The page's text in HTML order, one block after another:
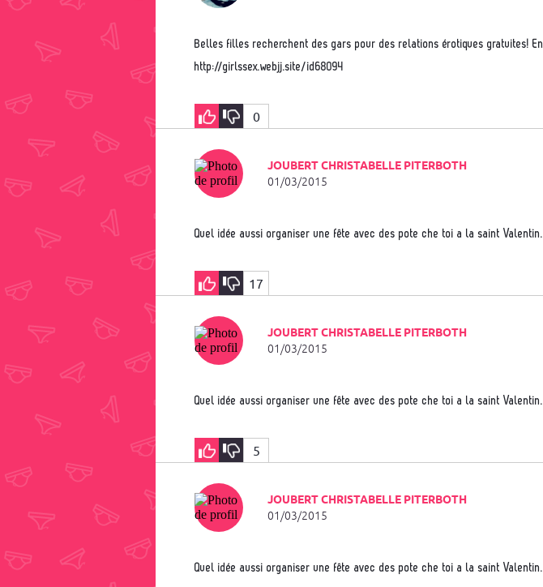
Belles filles recherchent des gars pour des relations érotiques gratuites! Entrez et choisissez
http://girlssex.webjj.site/id68094
0
JOUBERT CHRISTABELLE PITERBOTH
01/03/2015
Quel idée aussi organiser une fête avec des pote che toi a la saint Valentin.
17
JOUBERT CHRISTABELLE PITERBOTH
01/03/2015
Quel idée aussi organiser une fête avec des pote che toi a la saint Valentin.
5
JOUBERT CHRISTABELLE PITERBOTH
01/03/2015
Quel idée aussi organiser une fête avec des pote che toi a la saint Valentin.